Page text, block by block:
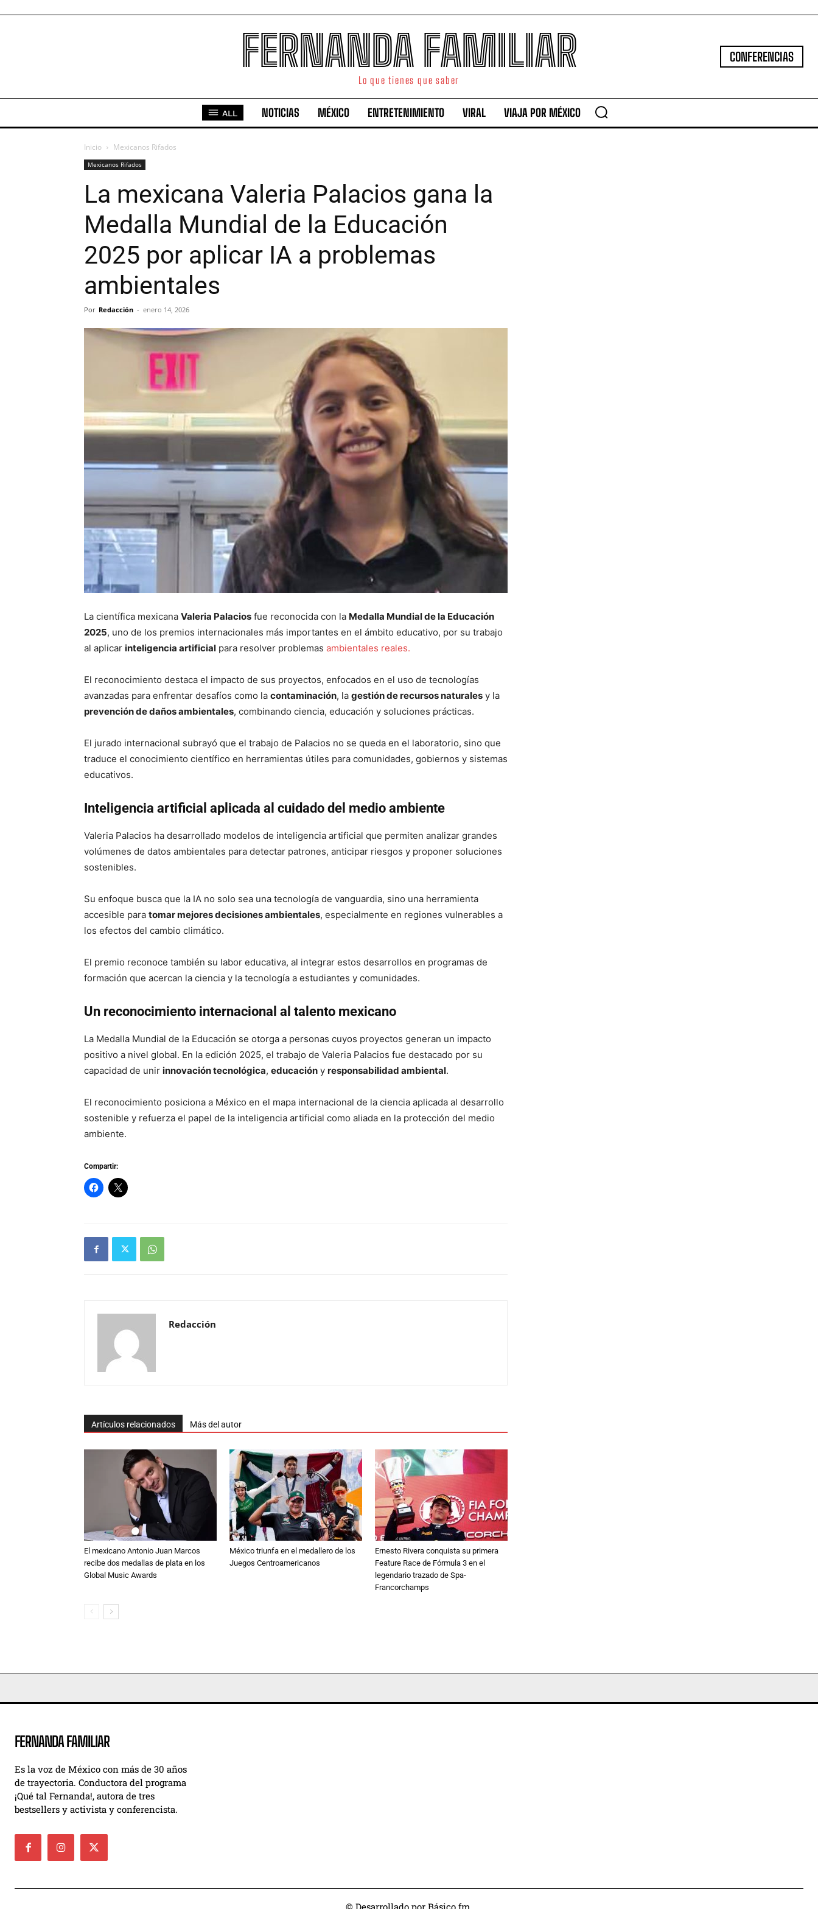
FERNANDA FAMILIAR
Lo que tienes que saber
CONFERENCIAS
ALL NOTICIAS MÉXICO ENTRETENIMIENTO VIRAL VIAJA POR MÉXICO
Inicio Mexicanos Rifados
Mexicanos Rifados
La mexicana Valeria Palacios gana la
Medalla Mundial de la Educación
2025 por aplicar IA a problemas
ambientales
Por Redacción - enero 14, 2026
La científica mexicana Valeria Palacios fue reconocida con la Medalla Mundial de la Educación
2025, uno de los premios internacionales más importantes en el ámbito educativo, por su trabajo
al aplicar inteligencia artificial para resolver problemas ambientales reales.
El reconocimiento destaca el impacto de sus proyectos, enfocados en el uso de tecnologías
avanzadas para enfrentar desafíos como la contaminación, la gestión de recursos naturales y la
prevención de daños ambientales, combinando ciencia, educación y soluciones prácticas.
El jurado internacional subrayó que el trabajo de Palacios no se queda en el laboratorio, sino que
traduce el conocimiento científico en herramientas útiles para comunidades, gobiernos y sistemas
educativos.
Inteligencia artificial aplicada al cuidado del medio ambiente
Valeria Palacios ha desarrollado modelos de inteligencia artificial que permiten analizar grandes
volúmenes de datos ambientales para detectar patrones, anticipar riesgos y proponer soluciones
sostenibles.
Su enfoque busca que la IA no solo sea una tecnología de vanguardia, sino una herramienta
accesible para tomar mejores decisiones ambientales, especialmente en regiones vulnerables a
los efectos del cambio climático.
El premio reconoce también su labor educativa, al integrar estos desarrollos en programas de
formación que acercan la ciencia y la tecnología a estudiantes y comunidades.
Un reconocimiento internacional al talento mexicano
La Medalla Mundial de la Educación se otorga a personas cuyos proyectos generan un impacto
positivo a nivel global. En la edición 2025, el trabajo de Valeria Palacios fue destacado por su
capacidad de unir innovación tecnológica, educación y responsabilidad ambiental.
El reconocimiento posiciona a México en el mapa internacional de la ciencia aplicada al desarrollo
sostenible y refuerza el papel de la inteligencia artificial como aliada en la protección del medio
ambiente.
Compartir:
Redacción
Artículos relacionados Más del autor
El mexicano Antonio Juan Marcos
recibe dos medallas de plata en los
Global Music Awards
México triunfa en el medallero de los
Juegos Centroamericanos
Ernesto Rivera conquista su primera
Feature Race de Fórmula 3 en el
legendario trazado de Spa-
Francorchamps
FERNANDA FAMILIAR
Es la voz de México con más de 30 años
de trayectoria. Conductora del programa
¡Qué tal Fernanda!, autora de tres
bestsellers y activista y conferencista.